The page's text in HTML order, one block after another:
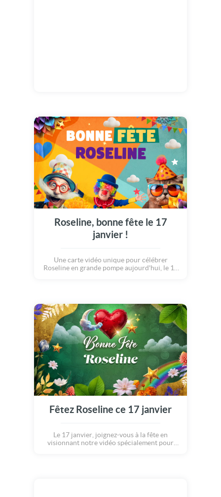
Roseline, bonne fête le 17
janvier !
Une carte vidéo unique pour célébrer
Roseline en grande pompe aujourd'hui, le 17
Fêtez Roseline ce 17 janvier
Le 17 janvier, joignez-vous à la fête en
visionnant notre vidéo spécialement pour